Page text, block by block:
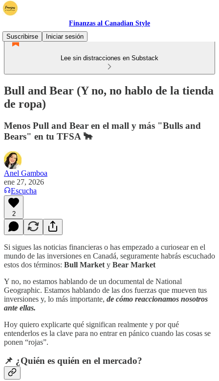
Finanzas al Canadian Style
Suscribirse
Iniciar sesión
Lee sin distracciones en Substack
Bull and Bear (Y no, no hablo de la tienda
de ropa)
Menos Pull and Bear en el mall y más "Bulls and
Bears" en tu TFSA 🐂
Anel Gamboa
ene 27, 2026
Escucha
2
Si sigues las noticias financieras o has empezado a curiosear en el
mundo de las inversiones en Canadá, seguramente habrás escuchado
estos dos términos: Bull Market y Bear Market
Y no, no estamos hablando de un documental de National
Geographic. Estamos hablando de las dos fuerzas que mueven tus
inversiones y, lo más importante, de cómo reaccionamos nosotros
ante ellas.
Hoy quiero explicarte qué significan realmente y por qué
entenderlos es la clave para no entrar en pánico cuando las cosas se
ponen “rojas”.
📌 ¿Quién es quién en el mercado?